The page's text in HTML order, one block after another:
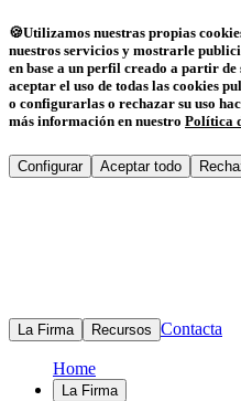
🍪Utilizamos nuestras propias
nuestros servicios y mostrarle
en base a un perfil creado a partir de
aceptar el uso de todas las cookies
o configurarlas o rechazar su uso
más información en nuestro Política
Configurar Aceptar todo
La Firma Recursos Contacta
Home
La Firma